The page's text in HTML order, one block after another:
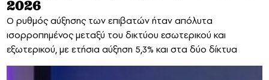
2026
Ο ρυθμός αύξησης των επιβατών ήταν απόλυτα
ισορροπημένος μεταξύ του δικτύου εσωτερικού και
εξωτερικού, με ετήσια αύξηση 5,3% και στα δύο δίκτυα